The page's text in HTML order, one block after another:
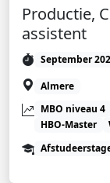
Productie,
assistent
September
Almere
MBO niveau 4
HBO-Master